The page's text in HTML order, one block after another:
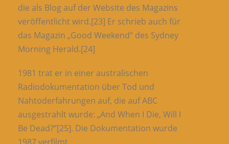
die als Blog auf der Website des Magazins
veröffentlicht wird.[23] Er schrieb auch für
das Magazin „Good Weekend“ des Sydney
Morning Herald.[24]
1981 trat er in einer australischen
Radiodokumentation über Tod und
Nahtoderfahrungen auf, die auf ABC
ausgestrahlt wurde: „And When I Die, Will I
Be Dead?“[25]. Die Dokumentation wurde